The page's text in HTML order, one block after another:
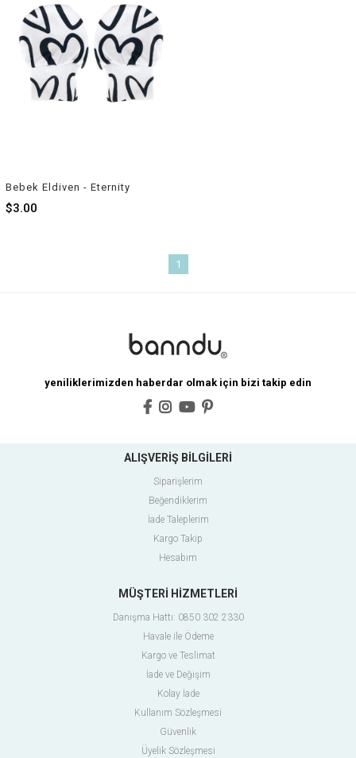
Bebek Eldiven - Eternity
$3.00
1
yeniliklerimizden haberdar olmak için bizi takip edin
ALIŞVERİŞ BİLGİLERİ
Siparişlerim
Beğendiklerim
İade Taleplerim
Kargo Takip
Hesabım
MÜŞTERİ HİZMETLERİ
Danışma Hattı: 0850 302 2330
Havale ile Ödeme
Kargo ve Teslimat
İade ve Değişim
Kolay İade
Kullanım Sözleşmesi
Güvenlik
Üyelik Sözleşmesi